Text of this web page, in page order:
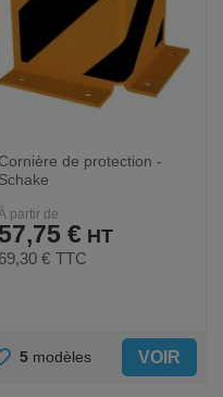
Cornière de protection -
Schake
À partir de
57,75 €
69,30 € TTC
AJOUTER
5 modèles VOIR